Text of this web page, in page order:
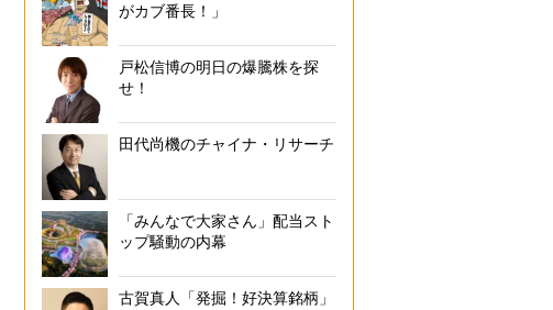
がカブ番長！」
戸松信博の明日の爆騰株を探
せ！
田代尚機のチャイナ・リサーチ
「みんなで大家さん」配当スト
ップ騒動の内幕
古賀真人「発掘！好決算銘柄」